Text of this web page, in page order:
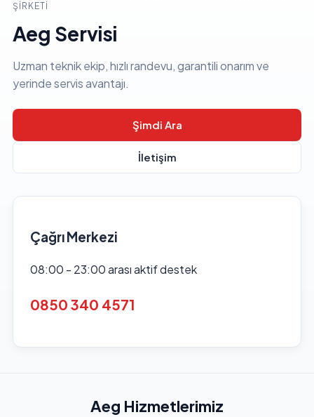
ŞIRKETI
Aeg Servisi
Uzman teknik ekip, hızlı randevu, garantili onarım ve
yerinde servis avantajı.
Şimdi Ara
İletişim
Çağrı Merkezi
08:00 - 23:00 arası aktif destek
0850 340 4571
Aeg Hizmetlerimiz